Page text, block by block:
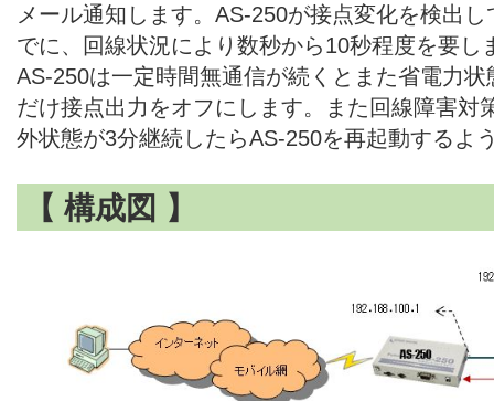
メール通知します。AS-250が接点変化を検出
でに、回線状況により数秒から10秒程度を要し
AS-250は一定時間無通信が続くとまた省電力
だけ接点出力をオフにします。また回線障害対
外状態が3分継続したらAS-250を再起動するよ
【 構成図 】